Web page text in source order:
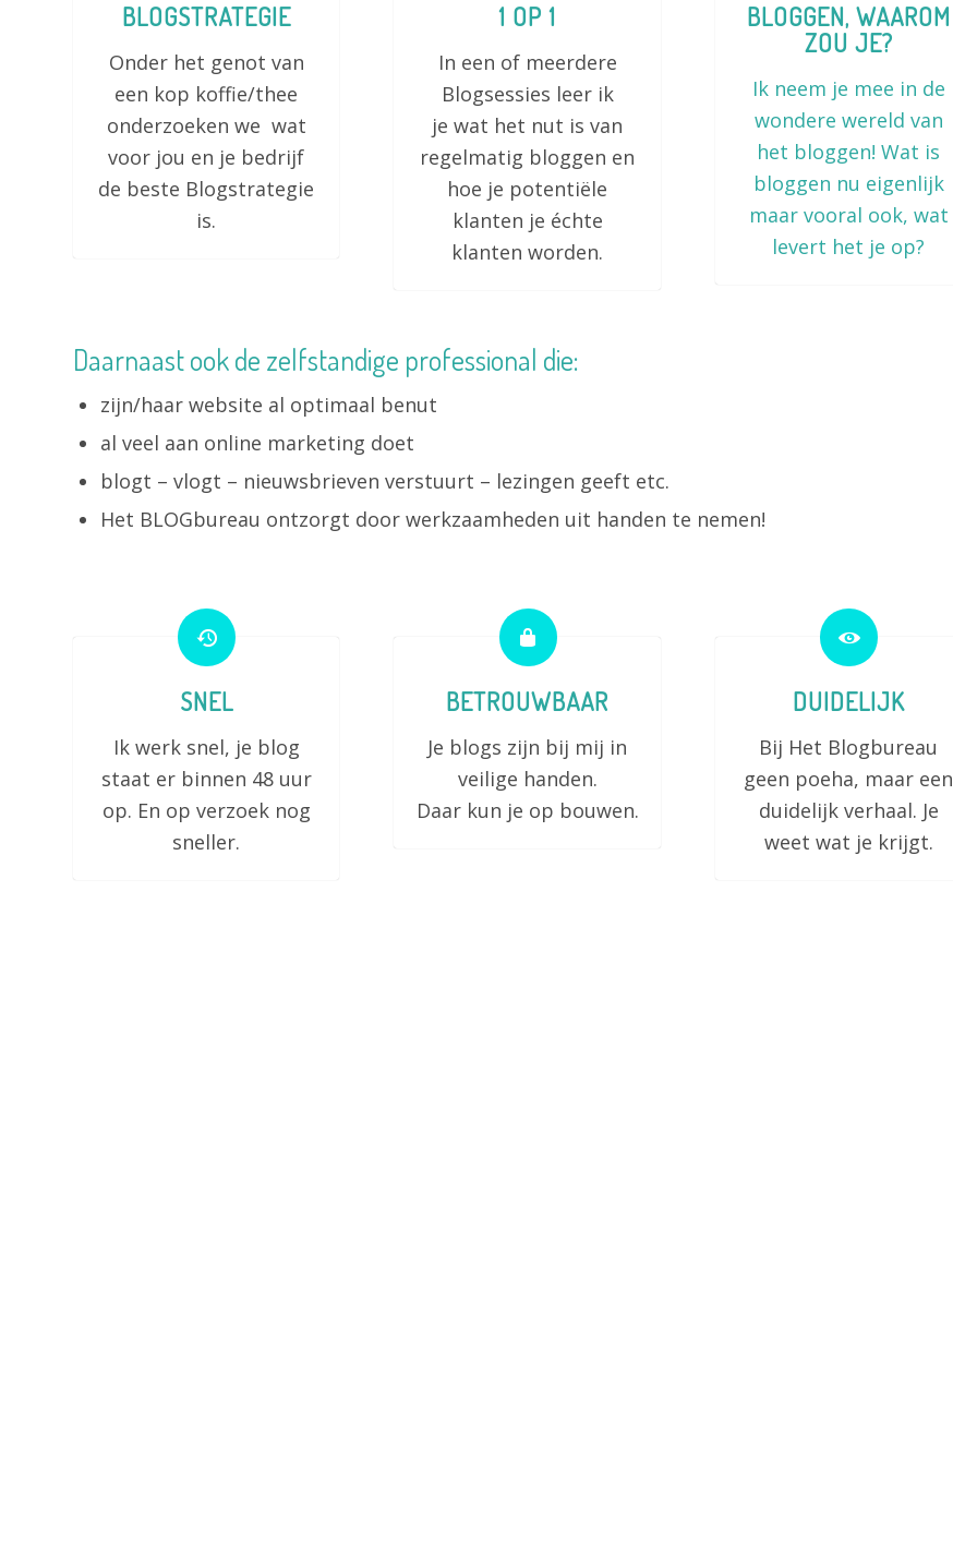
BLOGSTRATEGIE
Onder het genot van
een kop koffie/thee
onderzoeken we wat
voor jou en je bedrijf
de beste Blogstrategie
is.
1 OP 1
In een of meerdere
Blogsessies leer ik
je wat het nut is van
regelmatig bloggen en
hoe je potentiële
klanten je échte
klanten worden.
BLOGGEN, WAAROM
ZOU JE?
Ik neem je mee in de
wondere wereld van
het bloggen! Wat is
bloggen nu eigenlijk
maar vooral ook, wat
levert het je op?
Daarnaast ook de zelfstandige professional die:
zijn/haar website al optimaal benut
al veel aan online marketing doet
blogt – vlogt – nieuwsbrieven verstuurt – lezingen geeft etc.
Het BLOGbureau ontzorgt door werkzaamheden uit handen te nemen!
SNEL
Ik werk snel, je blog
staat er binnen 48 uur
op. En op verzoek nog
sneller.
BETROUWBAAR
Je blogs zijn bij mij in
veilige handen.
Daar kun je op bouwen.
DUIDELIJK
Bij Het Blogbureau
geen poeha, maar een
duidelijk verhaal. Je
weet wat je krijgt.